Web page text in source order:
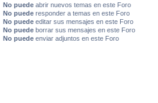
No puede abrir nuevos temas en este Foro
No puede responder a temas en este Foro
No puede editar sus mensajes en este Foro
No puede borrar sus mensajes en este Foro
No puede enviar adjuntos en este Foro